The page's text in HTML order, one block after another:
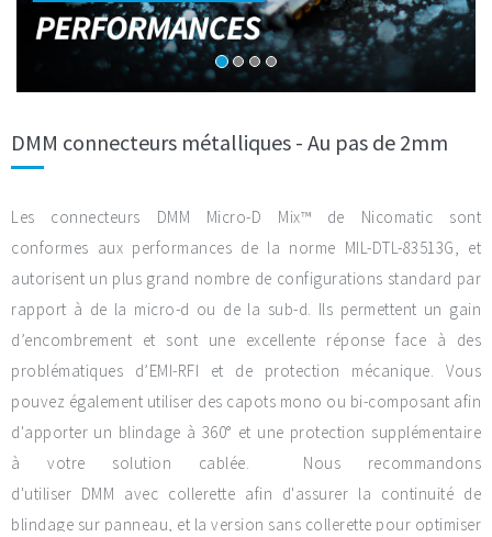
DMM connecteurs métalliques - Au pas de 2mm
Les connecteurs DMM Micro-D Mix™ de Nicomatic sont
conformes aux performances de la norme MIL-DTL-83513G, et
autorisent un plus grand nombre de configurations standard par
rapport à de la micro-d ou de la sub-d. Ils permettent un gain
d’encombrement et sont une excellente réponse face à des
problématiques d’EMI-RFI et de protection mécanique. Vous
pouvez également utiliser des capots mono ou bi-composant afin
d'apporter un blindage à 360° et une protection supplémentaire
à votre solution cablée. Nous recommandons
d'utiliser DMM avec collerette afin d'assurer la continuité de
blindage sur panneau, et la version sans collerette pour optimiser